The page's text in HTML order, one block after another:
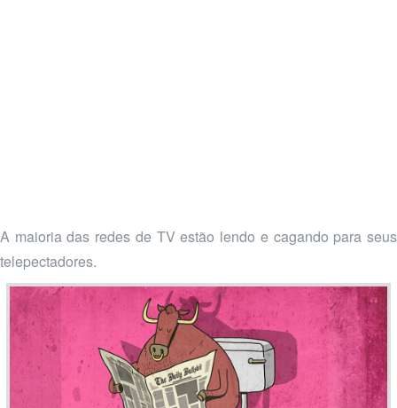
A maioria das redes de TV estão lendo e cagando para seus
telepectadores.